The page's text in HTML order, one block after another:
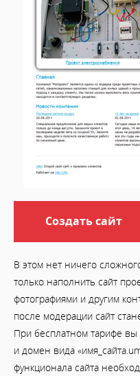
Создать сайт
В этом нет ничего
только наполнить сайт
фотографиями и другим
после модерации сайт
При бесплатном тарифе
и домен вида
функционала сайта